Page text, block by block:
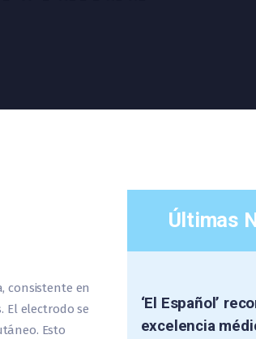
consistente en
El electrodo se
Esto
Últimas
‘El Español’
excelencia